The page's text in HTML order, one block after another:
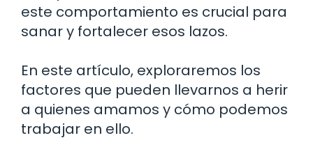
este comportamiento es crucial para
sanar y fortalecer esos lazos.
En este artículo, exploraremos los
factores que pueden llevarnos a herir
a quienes amamos y cómo podemos
trabajar en ello.